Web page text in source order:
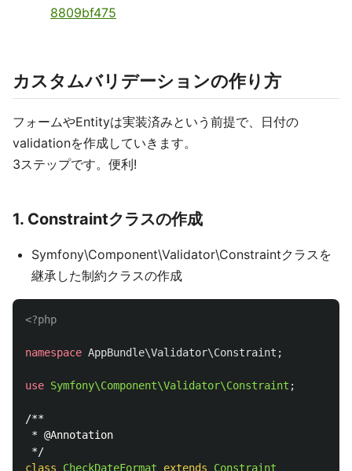
8809bf475
カスタムバリデーションの作り方
フォームやEntityは実装済みという前提で、日付の
validationを作成していきます。
3ステップです。便利!
1. Constraintクラスの作成
Symfony\Component\Validator\Constraintクラスを
継承した制約クラスの作成
<?php
namespace AppBundle\Validator\Constraint ;
use Symfony\Component\Validator\Constraint ;
/**
* @Annotation
*/
class
CheckDateFormat extends
Constraint